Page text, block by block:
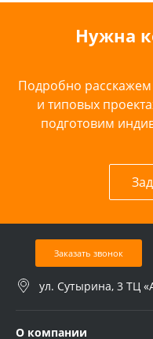
Нужна
Подробно расскажем
и типовых
подготовим
Заказать звонок
ул. Сутырина, 3 ТЦ
О компании